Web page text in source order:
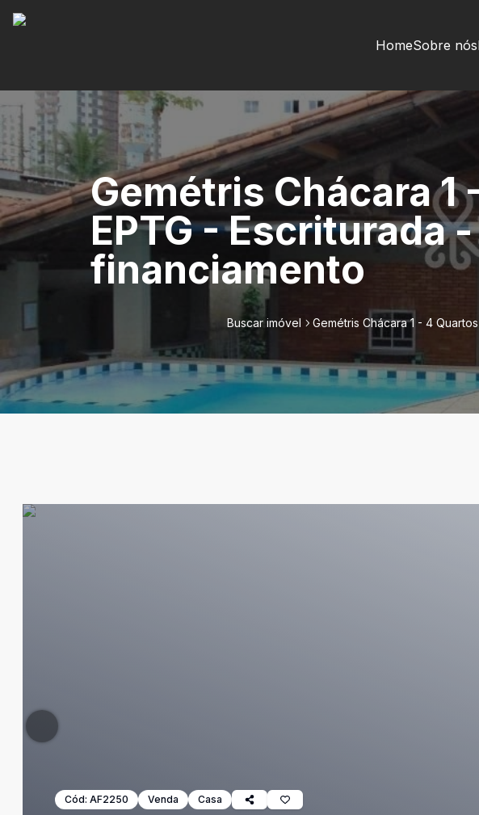
HomeSobre nós
Gemétris Chácara 1
EPTG - Escriturada
financiamento
Buscar imóvel Gemétris Chácara 1 - 4
Cód: AF2250 Venda Casa